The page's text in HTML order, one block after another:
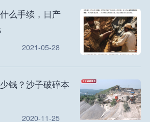
么手续，日产
2021-05-28
钱？沙子破碎本
2020-11-25